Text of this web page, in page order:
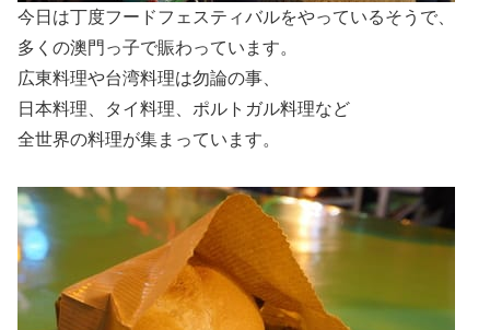
今日は丁度フードフェスティバルをやっているそうで、
多くの澳門っ子で賑わっています。
広東料理や台湾料理は勿論の事、
日本料理、タイ料理、ポルトガル料理など
全世界の料理が集まっています。